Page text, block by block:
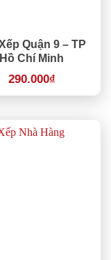
Quận 9 – TP
Hồ Chí Minh
290.000₫